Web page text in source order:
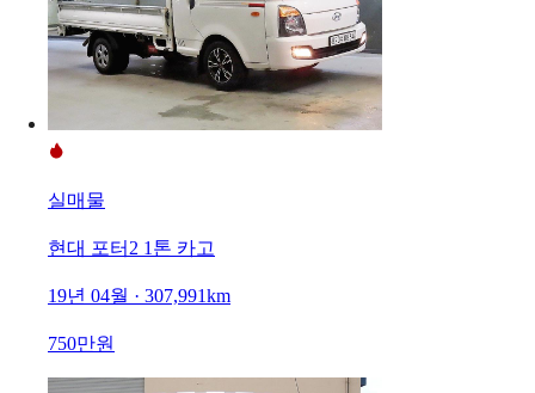
실매물
현대 포터2 1톤 카고
19년 04월 · 307,991km
750만원